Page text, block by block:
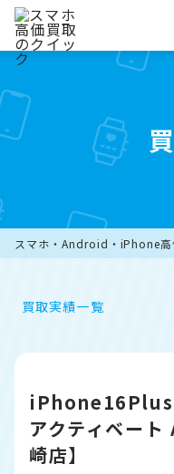
スマホ・Android・iPhone高
買取実績一覧
iPhone16Plus
アクティベー
崎店】